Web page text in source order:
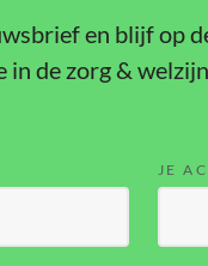
en blijf op
de zorg &
JE